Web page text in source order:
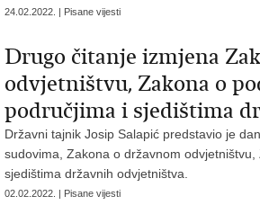
24.02.2022. | Pisane vijesti
Drugo čitanje izmjena
odvjetništvu, Zakona o
područjima i sjedištima
Državni tajnik Josip Salapić predstavio je
sudovima, Zakona o državnom
sjedištima državnih odvjetništva.
02.02.2022. | Pisane vijesti